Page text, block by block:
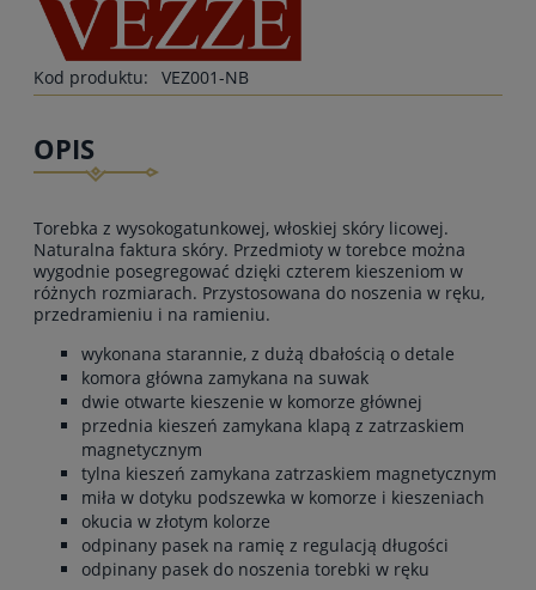
Kod produktu: VEZ001-NB
OPIS
Torebka z wysokogatunkowej, włoskiej skóry licowej.
Naturalna faktura skóry. Przedmioty w torebce można
wygodnie posegregować dzięki czterem kieszeniom w
różnych rozmiarach. Przystosowana do noszenia w ręku,
przedramieniu i na ramieniu.
wykonana starannie, z dużą dbałością o detale
komora główna zamykana na suwak
dwie otwarte kieszenie w komorze głównej
przednia kieszeń zamykana klapą z zatrzaskiem
magnetycznym
tylna kieszeń zamykana zatrzaskiem magnetycznym
miła w dotyku podszewka w komorze i kieszeniach
okucia w złotym kolorze
odpinany pasek na ramię z regulacją długości
odpinany pasek do noszenia torebki w ręku